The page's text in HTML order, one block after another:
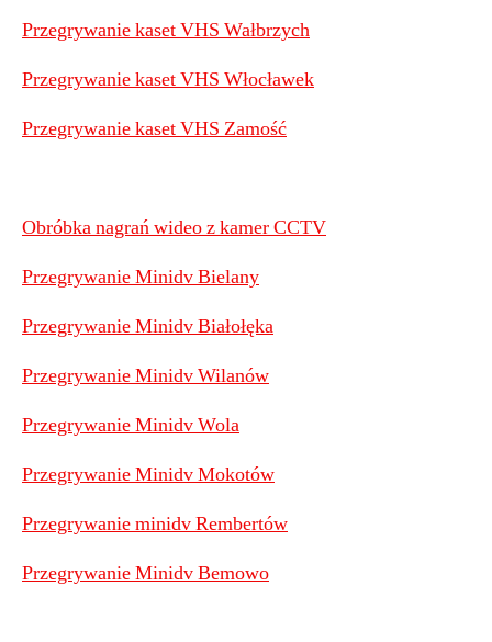
Przegrywanie kaset VHS Wałbrzych
Przegrywanie kaset VHS Włocławek
Przegrywanie kaset VHS Zamość
Obróbka nagrań wideo z kamer CCTV
Przegrywanie Minidv Bielany
Przegrywanie Minidv Białołęka
Przegrywanie Minidv Wilanów
Przegrywanie Minidv Wola
Przegrywanie Minidv Mokotów
Przegrywanie minidv Rembertów
Przegrywanie Minidv Bemowo